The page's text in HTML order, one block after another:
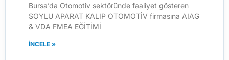
Bursa’da Otomotiv sektöründe faaliyet gösteren
SOYLU APARAT KALIP OTOMOTİV firmasına AIAG
& VDA FMEA EĞİTİMİ
İNCELE »